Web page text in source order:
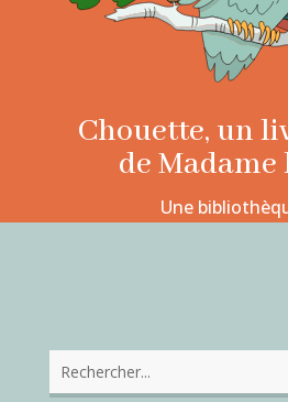
Chouette, un
de
Une